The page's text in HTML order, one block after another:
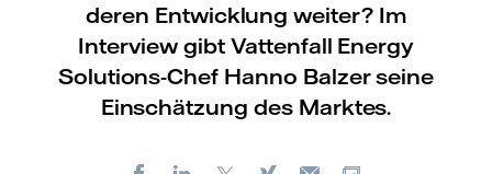
deren Entwicklung weiter? Im
Interview gibt Vattenfall Energy
Solutions-Chef Hanno Balzer seine
Einschätzung des Marktes.